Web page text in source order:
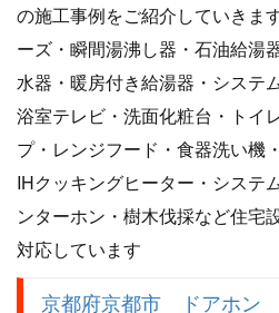
の施工事例をご紹介していきま
ーズ・瞬間湯沸し器・石油給湯
水器・暖房付き給湯器・システ
浴室テレビ・洗面化粧台・トイ
プ・レンジフード・食器洗い機
IHクッキングヒーター・システ
ンターホン・樹木伐採など住宅
対応しています
京都府京都市 ドアホン